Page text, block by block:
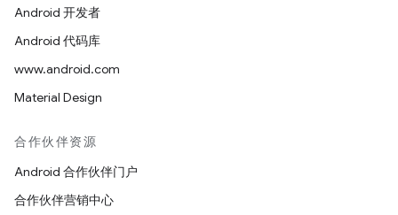
Android 开发者
Android 代码库
www.android.com
Material Design
合作伙伴资源
Android 合作伙伴门户
合作伙伴营销中心